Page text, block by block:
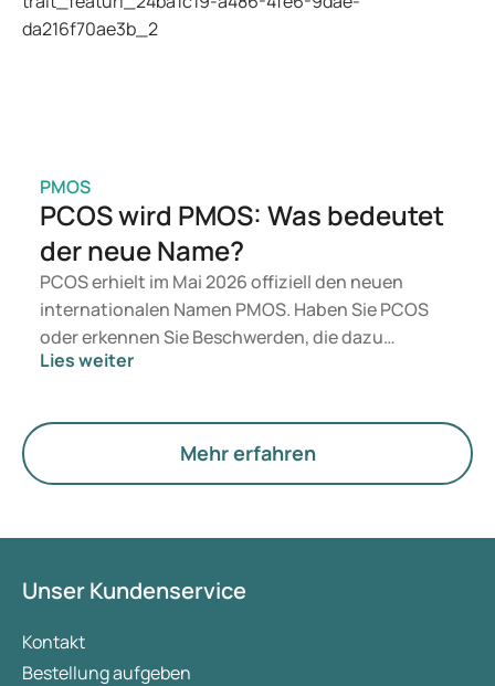
Ihres Medikamentengebrauchs.
PMOS
PCOS wird PMOS: Was bedeutet
der neue Name?
PCOS erhielt im Mai 2026 offiziell den neuen
internationalen Namen PMOS. Haben Sie PCOS
oder erkennen Sie Beschwerden, die dazu
passen? Medizinisch ändert sich vorerst nichts.
Hormone, den Stoffwechsel und die Funktion der
Lies weiter
Mehr erfahren
Unser Kundenservice
Kontakt
Bestellung aufgeben